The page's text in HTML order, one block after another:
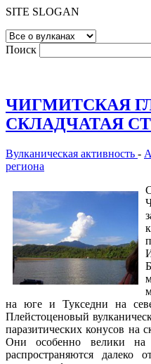
SITE SLOGAN
Поиск
ЧИГМИТСКАЯ
СКЛАДЧАТАЯ
Вулканическая активность -
региона
на юге и Тукседни на
Плейстоценовый
паразитических конусов на
Они особенно велики на
распространяются